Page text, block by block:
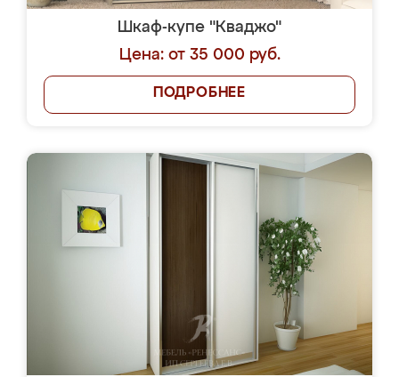
Шкаф-купе "Кваджо"
Цена: от 35 000 руб.
ПОДРОБНЕЕ